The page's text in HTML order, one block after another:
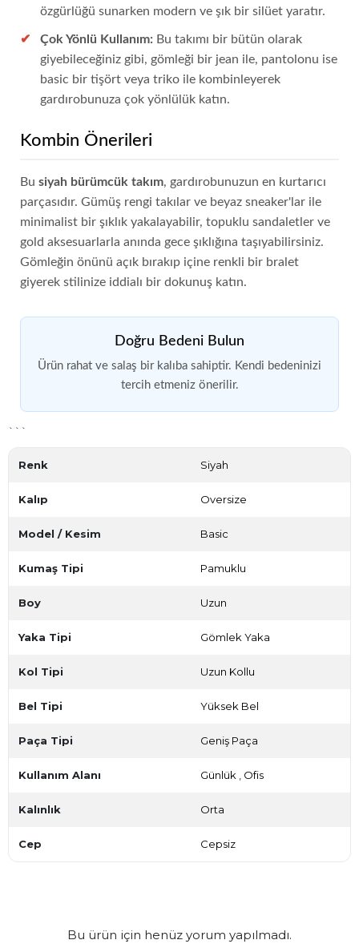
özgürlüğü sunarken modern ve şık bir silüet yaratır.
Çok Yönlü Kullanım: Bu takımı bir bütün olarak
giyebileceğiniz gibi, gömleği bir jean ile, pantolonu ise
basic bir tişört veya triko ile kombinleyerek
gardırobunuza çok yönlülük katın.
Kombin Önerileri
Bu siyah bürümcük takım, gardırobunuzun en kurtarıcı
parçasıdır. Gümüş rengi takılar ve beyaz sneaker'lar ile
minimalist bir şıklık yakalayabilir, topuklu sandaletler ve
gold aksesuarlarla anında gece şıklığına taşıyabilirsiniz.
Gömleğin önünü açık bırakıp içine renkli bir bralet
giyerek stilinize iddialı bir dokunuş katın.
Doğru Bedeni Bulun
Ürün rahat ve salaş bir kalıba sahiptir. Kendi bedeninizi
tercih etmeniz önerilir.
```
Renk Siyah
Kalıp Oversize
Model / Kesim Basic
Kumaş Tipi Pamuklu
Boy Uzun
Yaka Tipi Gömlek Yaka
Kol Tipi Uzun Kollu
Bel Tipi Yüksek Bel
Paça Tipi Geniş Paça
Kullanım Alanı Günlük Ofis
Kalınlık Orta
Cep Cepsiz
Bu ürün için henüz yorum yapılmadı.